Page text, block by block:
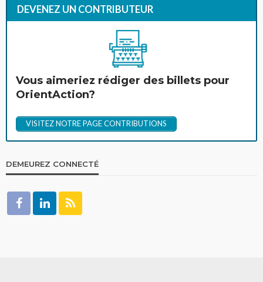
DEVENEZ UN CONTRIBUTEUR
Vous aimeriez rédiger des billets pour
OrientAction?
VISITEZ NOTRE PAGE CONTRIBUTIONS
DEMEUREZ CONNECTÉ